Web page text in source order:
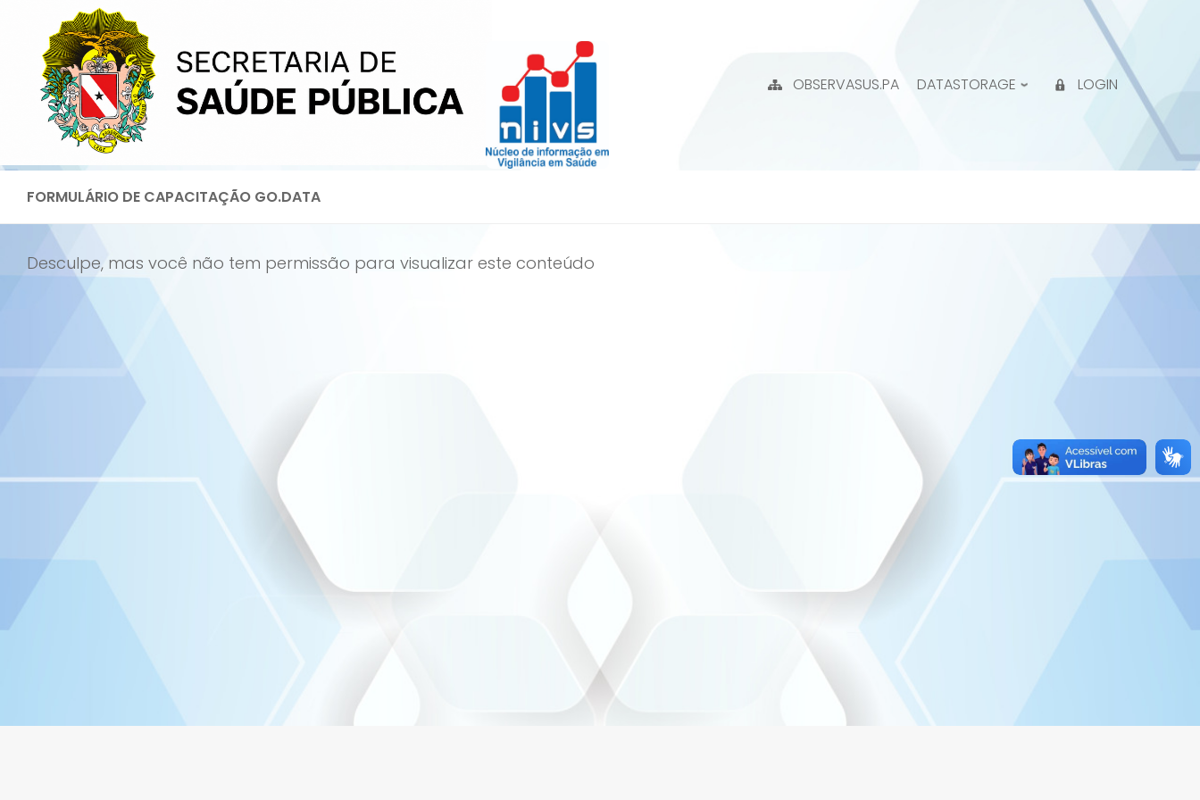
content
OBSERVASUS.PA
DATASTORAGE LOGIN
FORMULÁRIO DE CAPACITAÇÃO GO.DATA
Desculpe, mas você não tem permissão para visualizar este conteúdo